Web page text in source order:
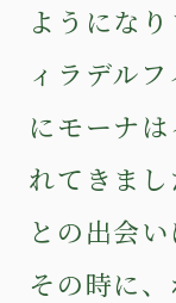
ようにな
ィラデル
にモーナ
れてきま
との出会い
その時に